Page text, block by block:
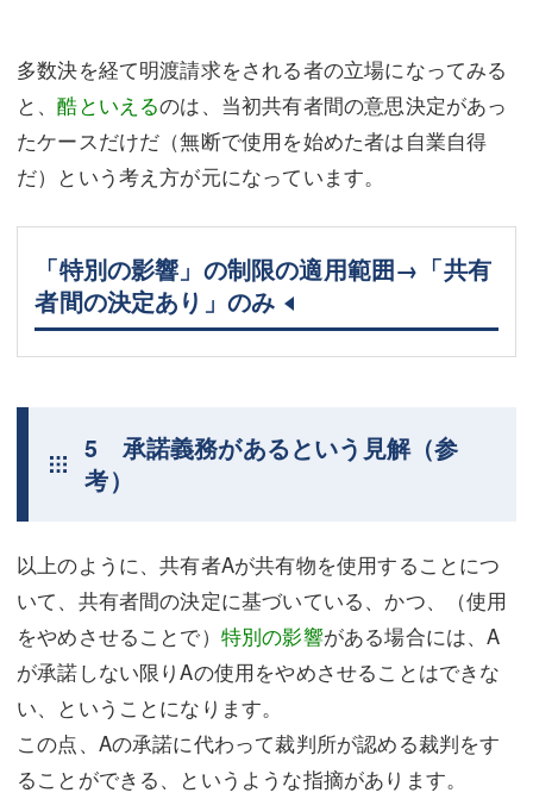
多数決を経て明渡請求をされる者の立場になってみる
と、酷といえるのは、当初共有者間の意思決定があっ
たケースだけだ（無断で使用を始めた者は自業自得
だ）という考え方が元になっています。
「特別の影響」の制限の適用範囲→「共有
者間の決定あり」のみ
5 承諾義務があるという見解（参
考）
以上のように、共有者Aが共有物を使用することにつ
いて、共有者間の決定に基づいている、かつ、（使用
をやめさせることで） 特別の影響がある場合には、A
が承諾しない限りAの使用をやめさせることはできな
い、ということになります。
この点、Aの承諾に代わって裁判所が認める裁判をす
ることができる、というような指摘があります。